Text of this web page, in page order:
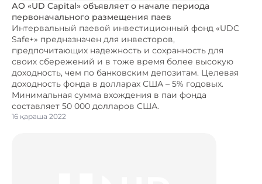
АО «UD Capital» объявляет о начале периода
первоначального размещения паев
Интервальный паевой инвестиционный фонд «UDC
Safe+» предназначен для инвесторов,
предпочитающих надежность и сохранность для
своих сбережений и в тоже время более высокую
доходность, чем по банковским депозитам. Целевая
доходность фонда в долларах США – 5% годовых.
Минимальная сумма вхождения в паи фонда
составляет 50 000 долларов США.
16 қараша 2022